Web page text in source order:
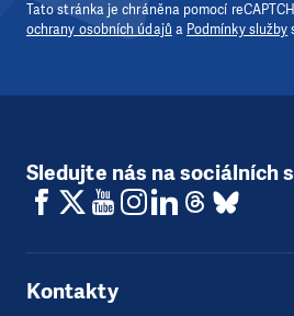
Tato stránka je chráněna pomocí
ochrany osobních údajů a Podmínky služby
Sledujte nás na sociálních
Kontakty